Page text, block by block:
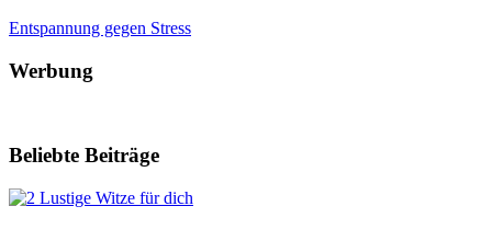
Entspannung gegen Stress
Werbung
Beliebte Beiträge